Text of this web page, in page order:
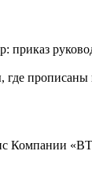
где
Компании